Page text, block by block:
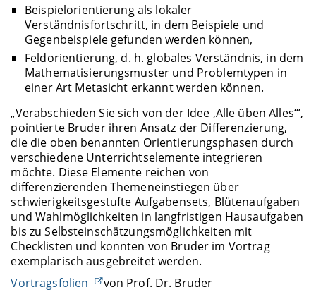
Beispielorientierung als lokaler
Verständnisfortschritt, in dem Beispiele und
Gegenbeispiele gefunden werden können,
Feldorientierung, d. h. globales Verständnis, in dem
Mathematisierungsmuster und Problemtypen in
einer Art Metasicht erkannt werden können.
„Verabschieden Sie sich von der Idee ‚Alle üben Alles‘“,
pointierte Bruder ihren Ansatz der Differenzierung,
die die oben benannten Orientierungsphasen durch
verschiedene Unterrichtselemente integrieren
möchte. Diese Elemente reichen von
differenzierenden Themeneinstiegen über
schwierigkeitsgestufte Aufgabensets, Blütenaufgaben
und Wahlmöglichkeiten in langfristigen Hausaufgaben
bis zu Selbsteinschätzungsmöglichkeiten mit
Checklisten und konnten von Bruder im Vortrag
exemplarisch ausgebreitet werden.
Vortragsfolien
von Prof. Dr. Bruder